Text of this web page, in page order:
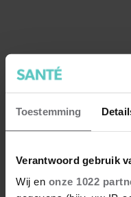
Toestemming
Verantwoord gebruik
Wij en onze 1022